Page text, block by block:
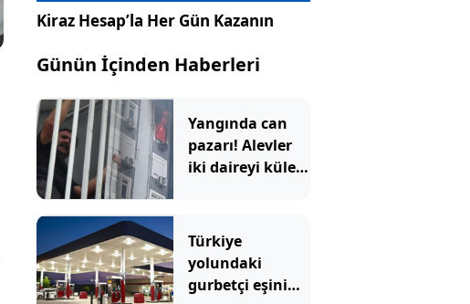
Kiraz Hesap’la Her Gün Kazanın
Günün İçinden Haberleri
Yangında can
pazarı! Alevler
iki daireyi küle
kurtarıldı
Türkiye
yolundaki
gurbetçi eşini